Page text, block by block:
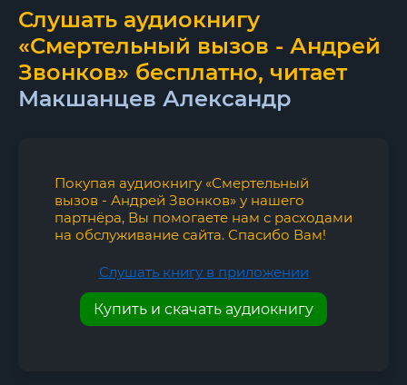
Слушать аудиокнигу
«Смертельный вызов - Андрей
Звонков» бесплатно, читает
Макшанцев Александр
Покупая аудиокнигу «Смертельный
вызов - Андрей Звонков» у нашего
партнёра, Вы помогаете нам с расходами
на обслуживание сайта. Спасибо Вам!
Слушать книгу в приложении
Купить и скачать аудиокнигу